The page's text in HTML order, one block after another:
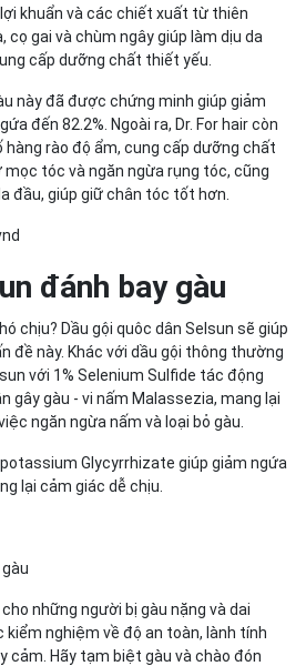
khuẩn và các chiết xuất từ thiên
cọ gai và chùm ngây giúp làm dịu da
cấp dưỡng chất thiết yếu.
này đã được chứng minh giúp giảm
đến 82.2%. Ngoài ra, Dr. For hair còn
hàng rào độ ẩm, cung cấp dưỡng chất
tóc và ngăn ngừa rụng tóc, cũng
đầu, giúp giữ chân tóc tốt hơn.
đánh bay gàu
chịu? Dầu gội quôc dân Selsun sẽ giúp
đề này. Khác với dầu gội thông thường
với 1% Selenium Sulfide tác động
gây gàu - vi nấm Malassezia, mang lại
ngăn ngừa nấm và loại bỏ gàu.
Glycyrrhizate giúp giảm ngứa
lại cảm giác dễ chịu.
những người bị gàu nặng và dai
kiểm nghiệm về độ an toàn, lành tính
cảm. Hãy tạm biệt gàu và chào đón